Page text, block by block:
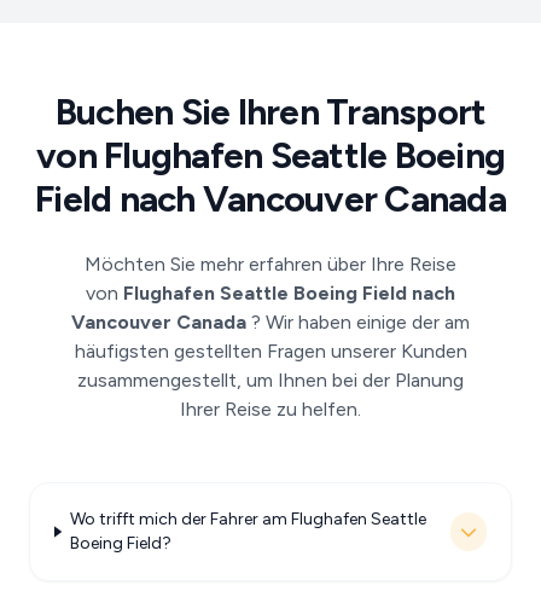
Buchen Sie Ihren Transport
von Flughafen Seattle Boeing
Field nach Vancouver Canada
Möchten Sie mehr erfahren über Ihre Reise
von Flughafen Seattle Boeing Field nach
Vancouver Canada ? Wir haben einige der am
häufigsten gestellten Fragen unserer Kunden
zusammengestellt, um Ihnen bei der Planung
Ihrer Reise zu helfen.
Wo trifft mich der Fahrer am Flughafen Seattle
Boeing Field?